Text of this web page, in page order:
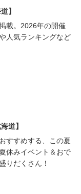
】
載。2026年の開催
人気ランキングなど
道】
すすめする、この夏
休みイベント＆おで
りだくさん！